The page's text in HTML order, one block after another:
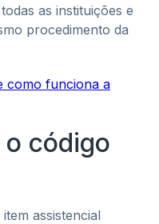
as instituições e
procedimento da
como funciona a
código
assistencial